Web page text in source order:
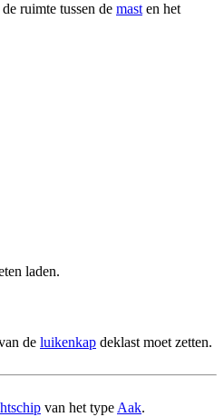
ruimte tussen de mast en het
laden.
de luikenkap deklast moet zetten.
van het typeAak.